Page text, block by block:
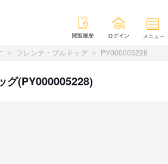
閲覧履歴 ログイン メニュー
フレンチ・ブルドッグ PY000005228
グ(PY000005228)